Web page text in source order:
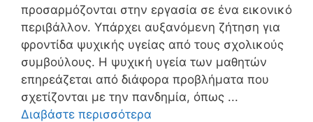
προσαρμόζονται στην εργασία σε ένα εικονικό
περιβάλλον. Υπάρχει αυξανόμενη ζήτηση για
φροντίδα ψυχικής υγείας από τους σχολικούς
συμβούλους. Η ψυχική υγεία των μαθητών
επηρεάζεται από διάφορα προβλήματα που
σχετίζονται με την πανδημία, όπως ...
Διαβάστε περισσότερα